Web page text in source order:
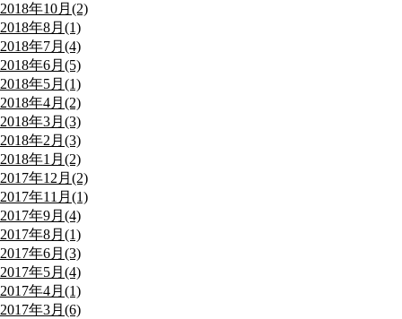
2018年10月(2)
2018年8月(1)
2018年7月(4)
2018年6月(5)
2018年5月(1)
2018年4月(2)
2018年3月(3)
2018年2月(3)
2018年1月(2)
2017年12月(2)
2017年11月(1)
2017年9月(4)
2017年8月(1)
2017年6月(3)
2017年5月(4)
2017年4月(1)
2017年3月(6)